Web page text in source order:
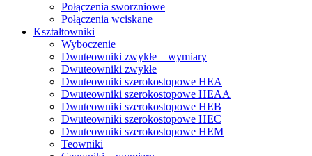
Połączenia sworzniowe
Połączenia wciskane
Kształtowniki
Wyboczenie
Dwuteowniki zwykłe – wymiary
Dwuteowniki zwykłe
Dwuteowniki szerokostopowe HEA
Dwuteowniki szerokostopowe HEAA
Dwuteowniki szerokostopowe HEB
Dwuteowniki szerokostopowe HEC
Dwuteowniki szerokostopowe HEM
Teowniki